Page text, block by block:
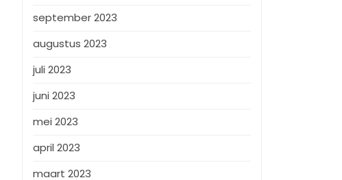
september 2023
augustus 2023
juli 2023
juni 2023
mei 2023
april 2023
maart 2023